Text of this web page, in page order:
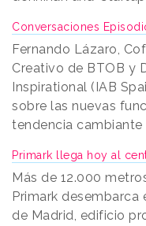
Conversaciones
Fernando Lázaro,
Creativo de BTOB y
Inspirational (IAB
sobre las nuevas
tendencia
Primark llega hoy al
Más de 12.000
Primark desembarca
de Madrid, edificio